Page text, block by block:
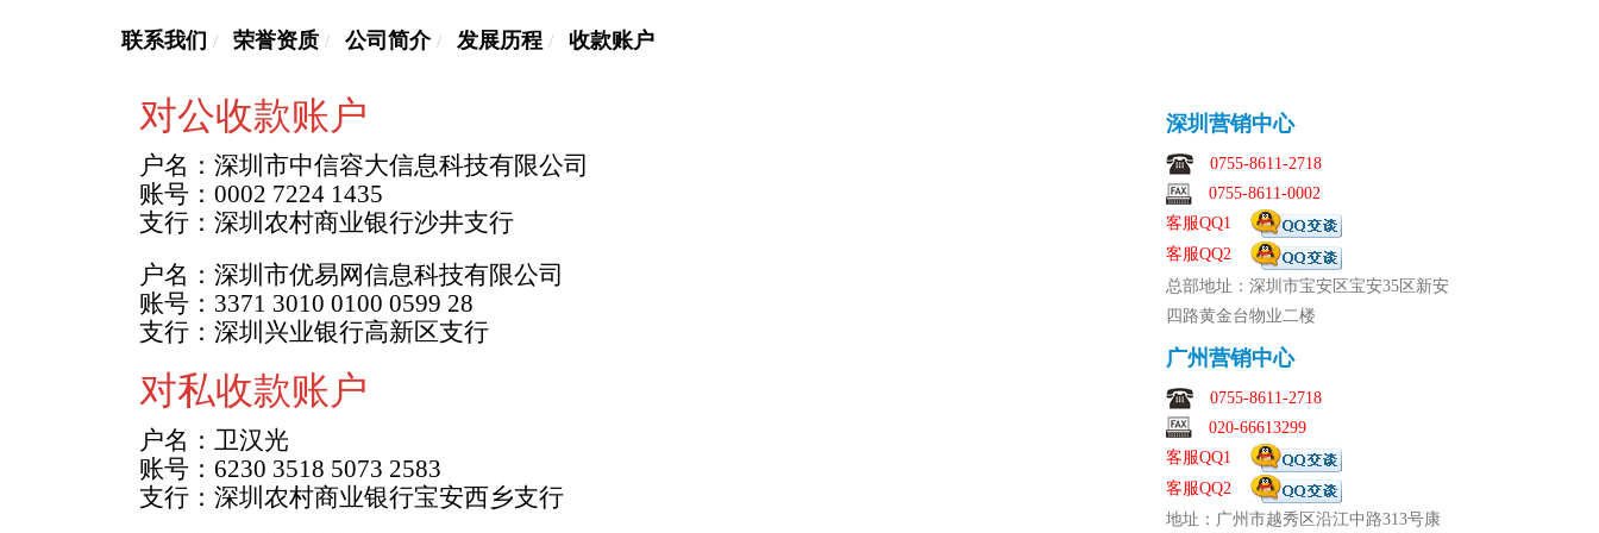
联系我们 荣誉资质 公司简介 发展历程 收款账户
对公收款账户
户名：深圳市中信容大信息科技有限公司
账号：0002 7224 1435
支行：深圳农村商业银行沙井支行
户名：深圳市优易网信息科技有限公司
账号：3371 3010 0100 0599 28
支行：深圳兴业银行高新区支行
对私收款账户
户名：卫汉光
账号：6230 3518 5073 2583
支行：深圳农村商业银行宝安西乡支行
深圳营销中心
0755-8611-2718
0755-8611-0002
客服QQ1
客服QQ2
总部地址：深圳市宝安区宝安35区新安
四路黄金台物业二楼
广州营销中心
0755-8611-2718
020-66613299
客服QQ1
客服QQ2
地址：广州市越秀区沿江中路313号康